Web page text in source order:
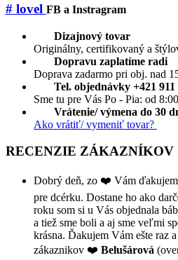
# lovel FB a Instragram
Dizajnový tovar
Originálny, certifikovaný a
Dopravu zaplatíme radi
Doprava zadarmo pri obj. nad
Tel. objednávky +421 911
Sme tu pre Vás Po - Pia: od
Vrátenie/ výmena do 30
Ako vrátiť/ vymeniť tovar?
RECENZIE ZÁKAZNÍKOV
Dobrý deň, zo ❤️ Vám ďakujem
pre dcérku. Dostane ho ako
roku som si u Vás objednala
a tiež sme boli a aj sme veľmi
krásna. Ďakujem Vám ešte raz
zákaznikov ❤️ Belušárová